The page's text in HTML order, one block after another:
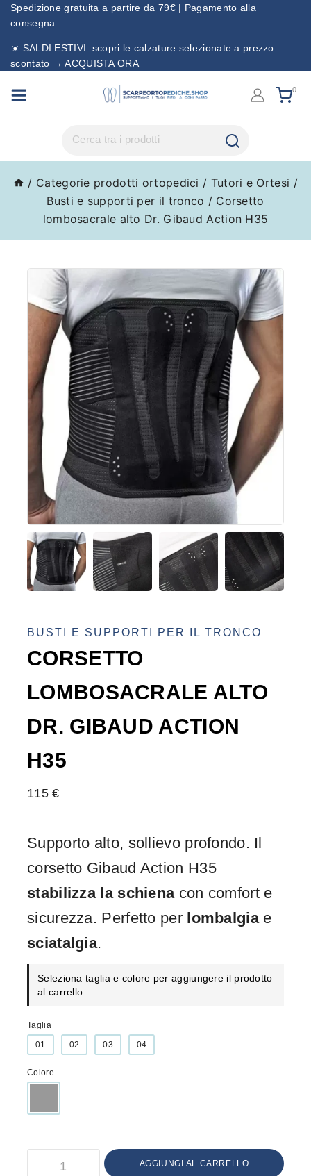
Spedizione gratuita a partire da 79€ | Pagamento alla
consegna
☀️ SALDI ESTIVI: scopri le calzature selezionate a prezzo
scontato → ACQUISTA ORA
0
/ Categorie prodotti ortopedici / Tutori e Ortesi /
Busti e supporti per il tronco / Corsetto
lombosacrale alto Dr. Gibaud Action H35
BUSTI E SUPPORTI PER IL TRONCO
CORSETTO
LOMBOSACRALE ALTO
DR. GIBAUD ACTION
H35
115€
Supporto alto, sollievo profondo. Il
corsetto Gibaud Action H35
stabilizza la schienacon comfort e
sicurezza. Perfetto perlombalgiae
sciatalgia.
Seleziona taglia e colore per aggiungere il prodotto
al carrello.
Taglia
01
02 03 04
Colore
AGGIUNGI AL CARRELLO